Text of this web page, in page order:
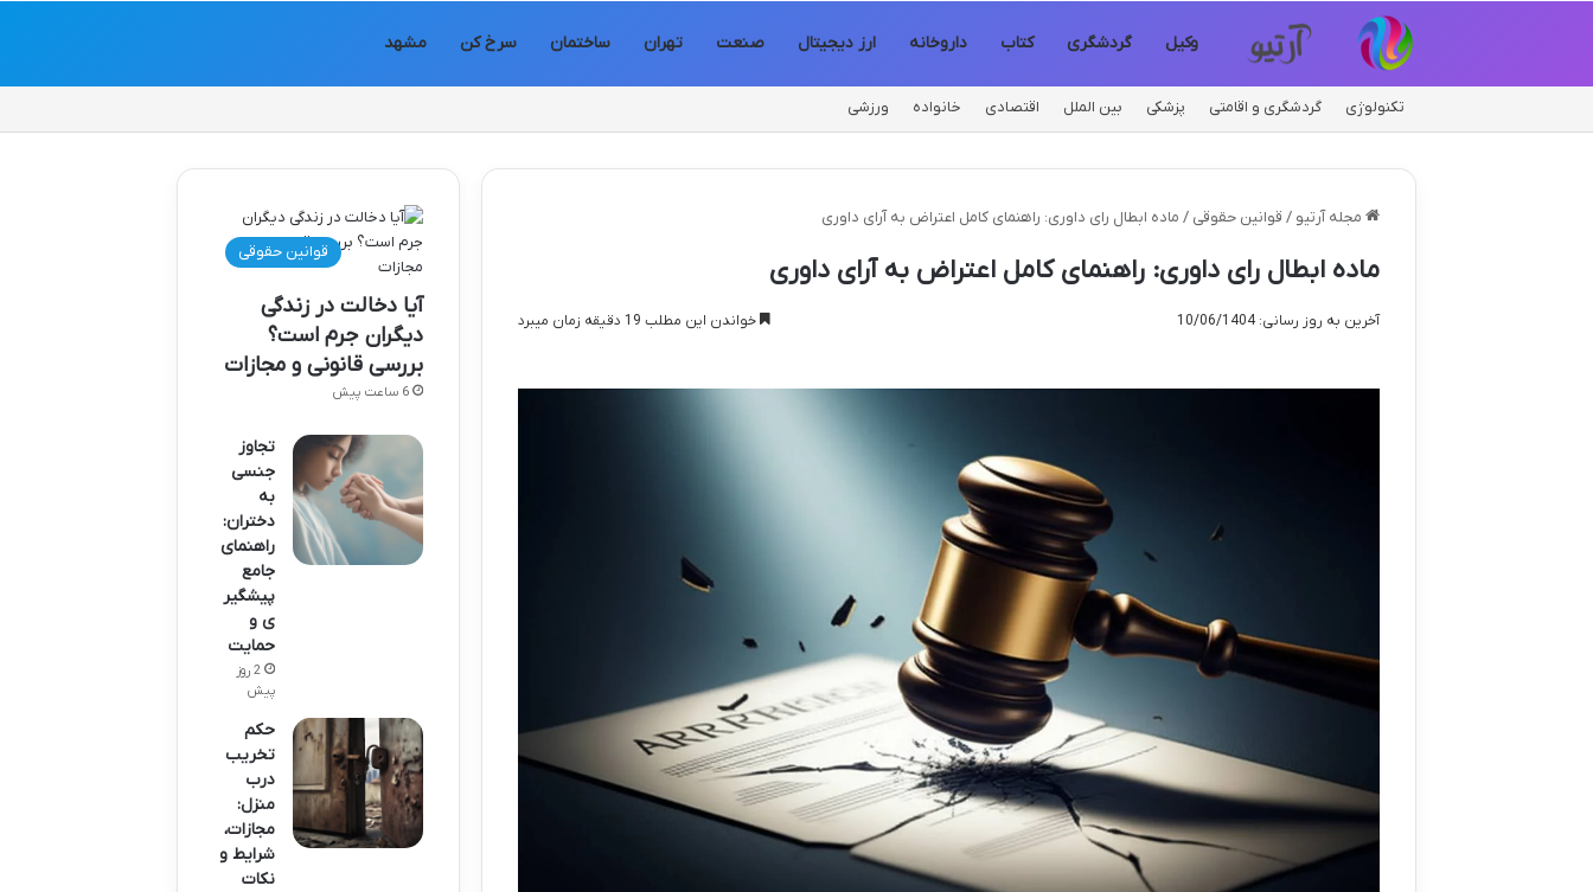
وکیل گردشگری کتاب داروخانه ارز دیجیتال صنعت تهران ساختمان سرخ کن مشهد
تکنولوژی گردشگری و اقامتی پزشکی بین الملل اقتصادی خانواده ورزشی
مجله آرتیو / قوانین حقوقی / ماده ابطال رای داوری: راهنمای کامل اعتراض به آرای داوری
ماده ابطال رای داوری: راهنمای کامل اعتراض به آرای داوری
آخرین به روز رسانی: 10/06/1404 خواندن این مطلب 19 دقیقه زمان میبرد
قوانین حقوقی
آیا دخالت در زندگی
دیگران جرم است؟
بررسی قانونی و مجازات
6 ساعت پیش
تجاوز
جنسی
به
دختران:
راهنمای
جامع
پیشگیر
ی و
حمایت
2 روز
پیش
حکم
تخریب
درب
منزل:
مجازات،
شرایط و
نکات